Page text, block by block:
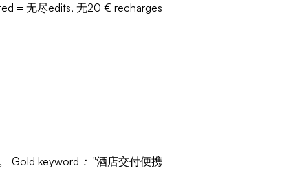
= 无尽edits, 无20 € recharges
Gold keyword： "酒店交付便携